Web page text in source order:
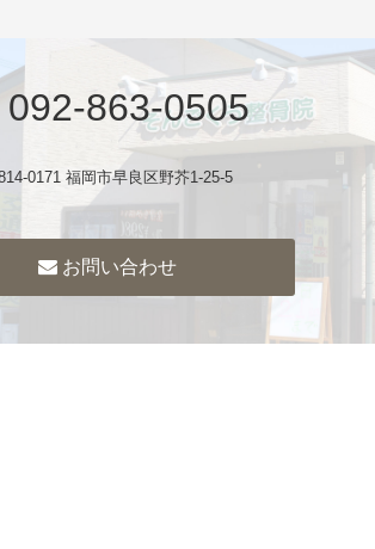
863-0505
0171 福岡市早良区野芥1-25-5
お問い合わせ